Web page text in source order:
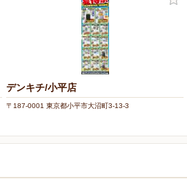
デンキチ/小平店
〒187-0001 東京都小平市大沼町3-13-3